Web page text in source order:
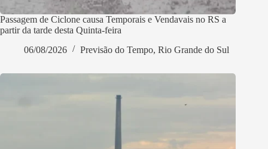
Passagem de Ciclone causa Temporais e Vendavais no RS a
partir da tarde desta Quinta-feira
06/08/2026
Previsão do Tempo, Rio Grande do Sul